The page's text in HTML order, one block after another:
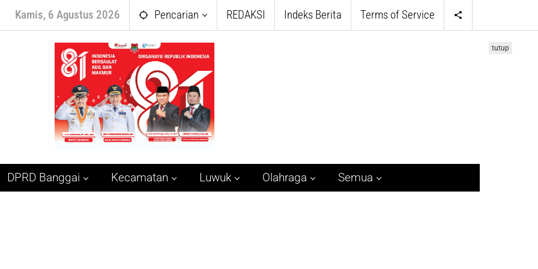
Kamis, 6 Agustus 2026 Pencarian REDAKSI Indeks Berita Terms of Service
DPRD Banggai Kecamatan Luwuk Olahraga Semua
tutup